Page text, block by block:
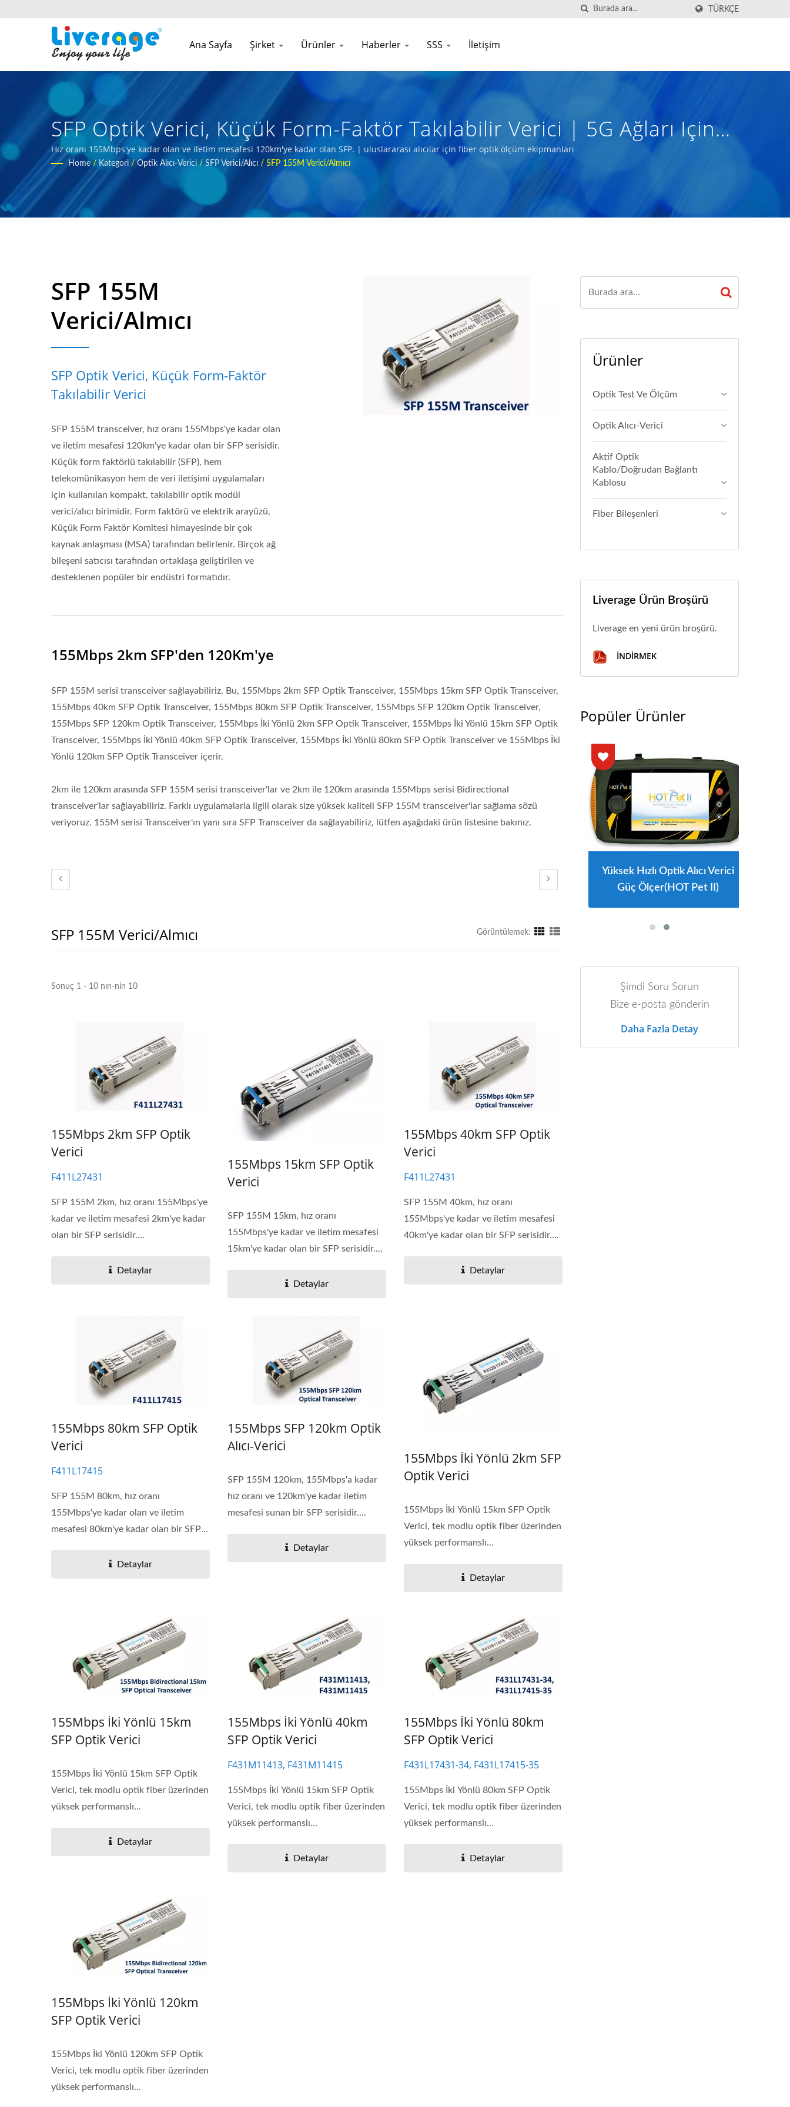
TÜRKÇE
Ana Sayfa Şirket Ürünler Haberler SSS İletişim
SFP Optik Verici, Küçük Form-Faktör Takılabilir Verici | 5G Ağları Için
Yüksek Performanslı Fiber Optik Vericiler
Hız oranı 155Mbps'ye kadar olan ve iletim mesafesi 120km'ye kadar olan SFP. | uluslararası alıcılar için fiber optik ölçüm ekipmanları
Home / Kategori / Optik Alıcı-Verici / SFP Verici/alıcı / SFP 155M Verici/almıcı
SFP 155M
Verici/almıcı
SFP Optik Verici, Küçük Form-Faktör
Takılabilir Verici
SFP 155M transceiver, hız oranı 155Mbps'ye kadar olan
ve iletim mesafesi 120km'ye kadar olan bir SFP serisidir.
Küçük form faktörlü takılabilir (SFP), hem
telekomünikasyon hem de veri iletişimi uygulamaları
için kullanılan kompakt, takılabilir optik modül
verici/alıcı birimidir. Form faktörü ve elektrik arayüzü,
Küçük Form Faktör Komitesi himayesinde bir çok
kaynak anlaşması (MSA) tarafından belirlenir. Birçok ağ
bileşeni satıcısı tarafından ortaklaşa geliştirilen ve
desteklenen popüler bir endüstri formatıdır.
155Mbps 2km SFP'den 120Km'ye
SFP 155M serisi transceiver sağlayabiliriz. Bu, 155Mbps 2km SFP Optik Transceiver, 155Mbps 15km SFP Optik Transceiver,
155Mbps 40km SFP Optik Transceiver, 155Mbps 80km SFP Optik Transceiver, 155Mbps SFP 120km Optik Transceiver,
155Mbps SFP 120km Optik Transceiver, 155Mbps İki Yönlü 2km SFP Optik Transceiver, 155Mbps İki Yönlü 15km SFP Optik
Transceiver, 155Mbps İki Yönlü 40km SFP Optik Transceiver, 155Mbps İki Yönlü 80km SFP Optik Transceiver ve 155Mbps İki
Yönlü 120km SFP Optik Transceiver içerir.
2km ile 120km arasında SFP 155M serisi transceiver'lar ve 2km ile 120km arasında 155Mbps serisi Bidirectional
transceiver'lar sağlayabiliriz. Farklı uygulamalarla ilgili olarak size yüksek kaliteli SFP 155M transceiver'lar sağlama sözü
veriyoruz. 155M serisi Transceiver'ın yanı sıra SFP Transceiver da sağlayabiliriz, lütfen aşağıdaki ürün listesine bakınız.
SFP 155M Verici/almıcı Görüntülemek:
Sonuç 1 - 10 nın-nin 10
155Mbps 2km SFP Optik
Verici
F411L27431
SFP 155M 2km, hız oranı 155Mbps'ye
kadar ve iletim mesafesi 2km'ye kadar
olan bir SFP serisidir....
Detaylar
155Mbps 15km SFP Optik
Verici
SFP 155M 15km, hız oranı
155Mbps'ye kadar ve iletim mesafesi
15km'ye kadar olan bir SFP serisidir....
Detaylar
155Mbps 40km SFP Optik
Verici
F411L27431
SFP 155M 40km, hız oranı
155Mbps'ye kadar ve iletim mesafesi
40km'ye kadar olan bir SFP serisidir....
Detaylar
155Mbps 80km SFP Optik
Verici
F411L17415
SFP 155M 80km, hız oranı
155Mbps'ye kadar olan ve iletim
mesafesi 80km'ye kadar olan bir SFP
Detaylar
155Mbps SFP 120km Optik
Alıcı-Verici
SFP 155M 120km, 155Mbps'a kadar
hız oranı ve 120km'ye kadar iletim
mesafesi sunan bir SFP serisidir....
Detaylar
155Mbps İki Yönlü 2km SFP
Optik Verici
155Mbps İki Yönlü 15km SFP Optik
Verici, tek modlu optik fiber üzerinden
yüksek performanslı...
Detaylar
155Mbps İki Yönlü 15km
SFP Optik Verici
155Mbps İki Yönlü 15km SFP Optik
Verici, tek modlu optik fiber üzerinden
yüksek performanslı...
Detaylar
155Mbps İki Yönlü 40km
SFP Optik Verici
F431M11413, F431M11415
155Mbps İki Yönlü 15km SFP Optik
Verici, tek modlu optik fiber üzerinden
yüksek performanslı...
Detaylar
155Mbps İki Yönlü 80km
SFP Optik Verici
F431L17431-34, F431L17415-35
155Mbps İki Yönlü 80km SFP Optik
Verici, tek modlu optik fiber üzerinden
yüksek performanslı...
Detaylar
155Mbps İki Yönlü 120km
SFP Optik Verici
155Mbps İki Yönlü 120km SFP Optik
Verici, tek modlu optik fiber üzerinden
yüksek performanslı...
Ürünler
Optik Test Ve Ölçüm
Optik Alıcı-Verici
Aktif Optik
Kablo/Doğrudan Bağlantı
Kablosu
Fiber Bileşenleri
Liverage Ürün Broşürü
Liverage en yeni ürün broşürü.
İNDIRMEK
Popüler Ürünler
Yüksek Hızlı Optik Alıcı Verici
Güç Ölçer(HOT Pet II)
Şimdi Soru Sorun
Bize e-posta gönderin
Daha Fazla Detay